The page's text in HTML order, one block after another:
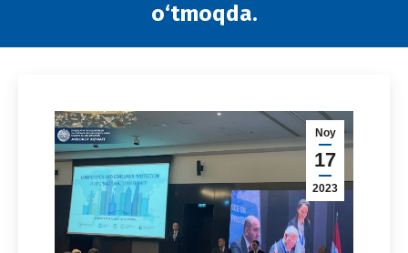
o‘tmoqda.
Noy
17
2023